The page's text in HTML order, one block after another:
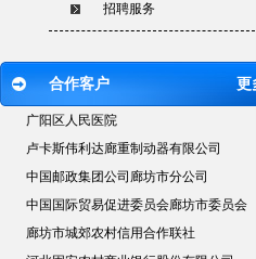
招聘服务
合作客户 更
广阳区人民医院
卢卡斯伟利达廊重制动器有限公司
中国邮政集团公司廊坊市分公司
中国国际贸易促进委员会廊坊市委员会
廊坊市城郊农村信用合作联社